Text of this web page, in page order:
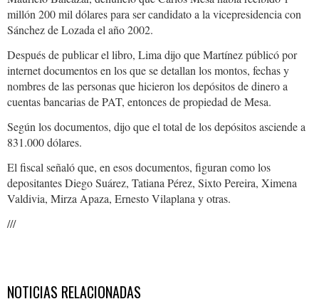
millón 200 mil dólares para ser candidato a la vicepresidencia con
Sánchez de Lozada el año 2002.
Después de publicar el libro, Lima dijo que Martínez públicó por
internet documentos en los que se detallan los montos, fechas y
nombres de las personas que hicieron los depósitos de dinero a
cuentas bancarias de PAT, entonces de propiedad de Mesa.
Según los documentos, dijo que el total de los depósitos asciende a
831.000 dólares.
El fiscal señaló que, en esos documentos, figuran como los
depositantes Diego Suárez, Tatiana Pérez, Sixto Pereira, Ximena
Valdivia, Mirza Apaza, Ernesto Vilaplana y otras.
///
NOTICIAS RELACIONADAS